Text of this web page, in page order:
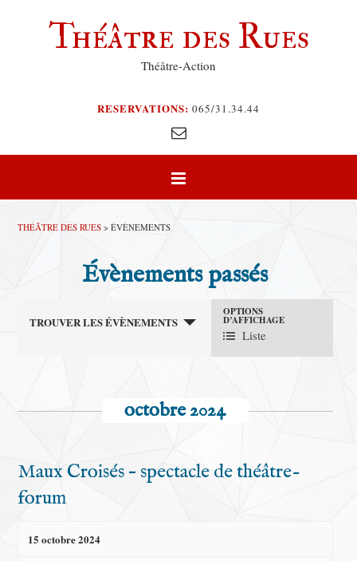
Théâtre des Rues
Théâtre-Action
RESERVATIONS: 065/31.34.44
THÉÂTRE DES RUES > ÉVÈNEMENTS
Évènements passés
r
h
e
e
TROUVER LES ÉVÈNEMENTS N
a
t
n
OPTIONS
D’AFFICHAGE
Liste
octobre 2024
Maux Croisés – spectacle de théâtre-
forum
15 octobre 2024